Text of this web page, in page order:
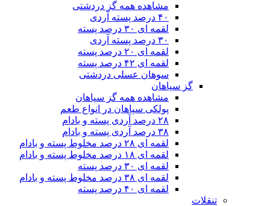
مشاهده همه گز دردشتی
۴۰ درصد پسته آردی
لقمه ای ۳۰ درصد پسته
۳۰ درصد پسته آردی
لقمه ای ۲۰ درصد پسته
لقمه ای ۴۲ درصد پسته
سوهان عسلی دردشتی
گز سپاهان
مشاهده همه گز سپاهان
پولکی سپاهان در انواع طعم
۲۸ درصد آردی پسته و بادام
۳۸ درصد آردی پسته و بادام
لقمه ای ۲۸ درصد مخلوط پسته و بادام
لقمه ای ۱۸ درصد مخلوط پسته و بادام
لقمه ای ۳۰ درصد پسته
لقمه ای ۳۸ درصد مخلوط پسته و بادام
لقمه ای ۴۰ درصد پسته
تنقلات